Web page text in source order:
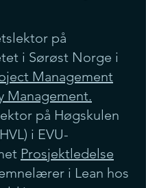
på
i Sørøst Norge i
Management
Management.
på Høgskulen
i EVU-
Prosjektledelse
i Lean hos